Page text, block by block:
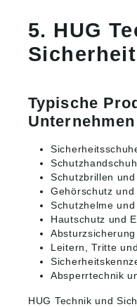
5. HUG
Typische
Unternehmen
Schutzbrillen
Gehörschutz und
Schutzhelme
Hautschutz und
Absturzsicherung
Leitern, Tritte
Absperrtechnik
HUG Technik und